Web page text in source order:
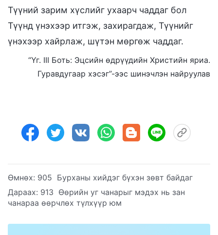
Түүний зарим хүслийг ухаарч чаддаг бол
Түүнд үнэхээр итгэж, захирагдаж, Түүнийг
үнэхээр хайрлаж, шүтэн мөргөж чаддаг.
“Үг. III Боть: Эцсийн өдрүүдийн Христийн яриа.
Гуравдугаар хэсэг”-ээс шинэчлэн найруулав
Өмнөх: 905 Бурханы хийдэг бүхэн зөвт байдаг
Дараах: 913 Өөрийн уг чанарыг мэдэх нь зан
чанараа өөрчлөх түлхүүр юм